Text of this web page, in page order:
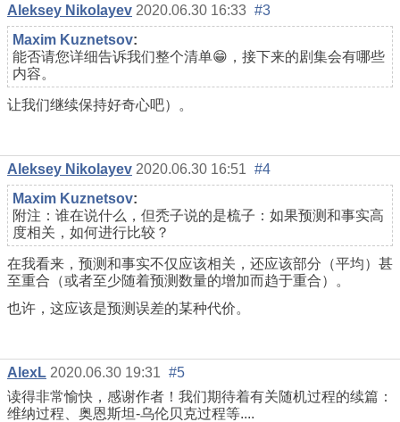
Aleksey Nikolayev 2020.06.30 16:33 #3
Maxim Kuznetsov:
能否请您详细告诉我们整个清单😁，接下来的剧集会有哪些
内容。
让我们继续保持好奇心吧）。
Aleksey Nikolayev 2020.06.30 16:51 #4
Maxim Kuznetsov:
附注：谁在说什么，但秃子说的是梳子：如果预测和事实高
度相关，如何进行比较？
在我看来，预测和事实不仅应该相关，还应该部分（平均）甚
至重合（或者至少随着预测数量的增加而趋于重合）。
也许，这应该是预测误差的某种代价。
AlexL 2020.06.30 19:31 #5
读得非常愉快，感谢作者！我们期待着有关随机过程的续篇：
维纳过程、奥恩斯坦-乌伦贝克过程等....